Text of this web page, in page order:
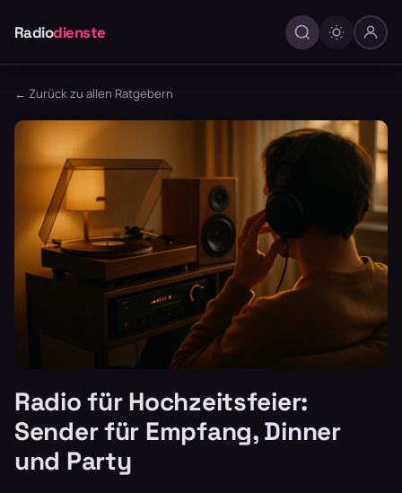
Radiodienste
← Zurück zu allen Ratgebern
Radio für Hochzeitsfeier:
Sender für Empfang, Dinner
und Party